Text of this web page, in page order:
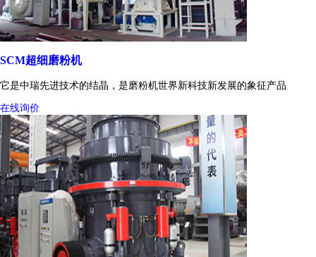
SCM超细磨粉机
它是中瑞先进技术的结晶，是磨粉机世界新科技新发展的象征产品
在线询价